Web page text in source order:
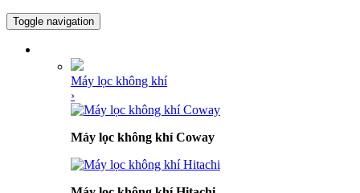
Toggle navigation
Máy lọc không khí
›
Máy lọc không khí Coway